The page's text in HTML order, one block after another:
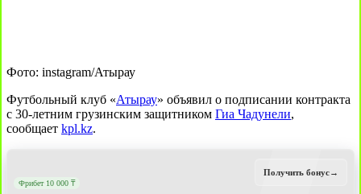
Фото: instagram/Атырау
Футбольный клуб «Атырау» объявил о подписании контракта
с 30-летним грузинским защитником Гиа Чадунели,
сообщает kpl.kz.
Фрибет 10 000 ₸
Получить бонус→